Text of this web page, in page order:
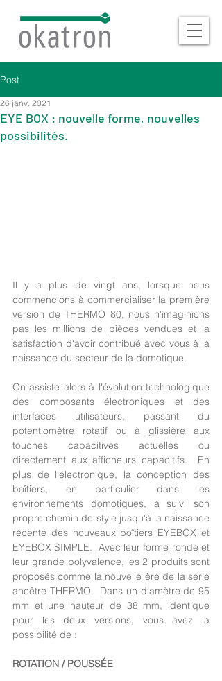
Post
EYE BOX : nouvelle forme, nouvelles
possibilités.
26 janv. 2021
Il y a plus de vingt ans, lorsque nous
commencions à commercialiser la première
version de THERMO 80, nous n'imaginions
pas les millions de pièces vendues et la
satisfaction d'avoir contribué avec vous à la
naissance du secteur de la domotique.
On assiste alors à l'évolution technologique
des composants électroniques et des
interfaces utilisateurs, passant du
potentiomètre rotatif ou à glissière aux
touches capacitives actuelles ou
directement aux afficheurs capacitifs.  En
plus de l'électronique, la conception des
boîtiers, en particulier dans les
environnements domotiques, a suivi son
propre chemin de style jusqu'à la naissance
récente des nouveaux boîtiers EYEBOX et
EYEBOX SIMPLE.  Avec leur forme ronde et
leur grande polyvalence, les 2 produits sont
proposés comme la nouvelle ère de la série
ancêtre THERMO.  Dans un diamètre de 95
mm et une hauteur de 38 mm, identique
pour les deux versions, vous avez la
possibilité de :
ROTATION / POUSSÉE